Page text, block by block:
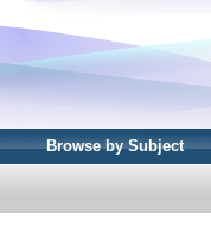
Browse by Subject